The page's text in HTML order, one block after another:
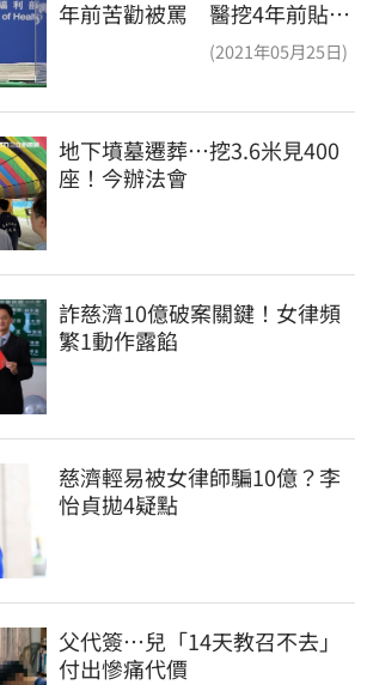
年前苦勸被罵 醫挖4年前貼
(2021年05月25日)
地下墳墓遷葬…挖3.6米見400
座！今辦法會
詐慈濟10億破案關鍵！女律頻
繁1動作露餡
慈濟輕易被女律師騙10億？李
怡貞拋4疑點
父代簽…兒「14天教召不去」
付出慘痛代價